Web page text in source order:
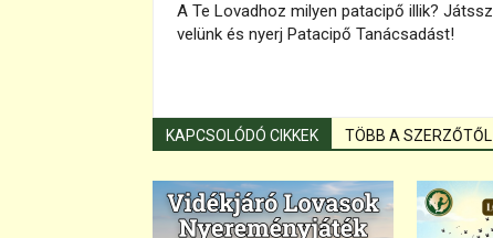
A Te Lovadhoz milyen patacipő illik? Játssz
velünk és nyerj Patacipő Tanácsadást!
KAPCSOLÓDÓ CIKKEK TÖBB A SZERZŐTŐL